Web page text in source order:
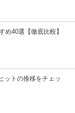
め40選【徹底比較】
ットの推移をチェッ